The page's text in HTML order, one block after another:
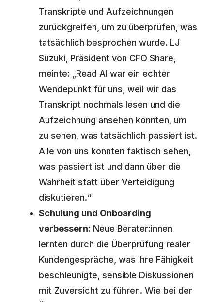
Transkripte und Aufzeichnungen
zurückgreifen, um zu überprüfen, was
tatsächlich besprochen wurde. LJ
Suzuki, Präsident von CFO Share,
meinte: „Read AI war ein echter
Wendepunkt für uns, weil wir das
Transkript nochmals lesen und die
Aufzeichnung ansehen konnten, um
zu sehen, was tatsächlich passiert ist.
Alle von uns konnten faktisch sehen,
was passiert ist und dann über die
Wahrheit statt über Verteidigung
diskutieren.“
Schulung und Onboarding
verbessern: Neue Berater:innen
lernten durch die Überprüfung realer
Kundengespräche, was ihre Fähigkeit
beschleunigte, sensible Diskussionen
mit Zuversicht zu führen. Wie bei der